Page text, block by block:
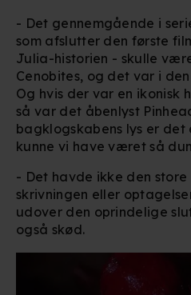
- Det gennemgående i
som afslutter den første
Julia-historien - skulle
Cenobites, og det var i
Og hvis der var en ikonisk
så var det åbenlyst
bagklogskabens lys er det
kunne vi have været så
- Det havde ikke den
skrivningen eller
udover den oprindelige
også skød.